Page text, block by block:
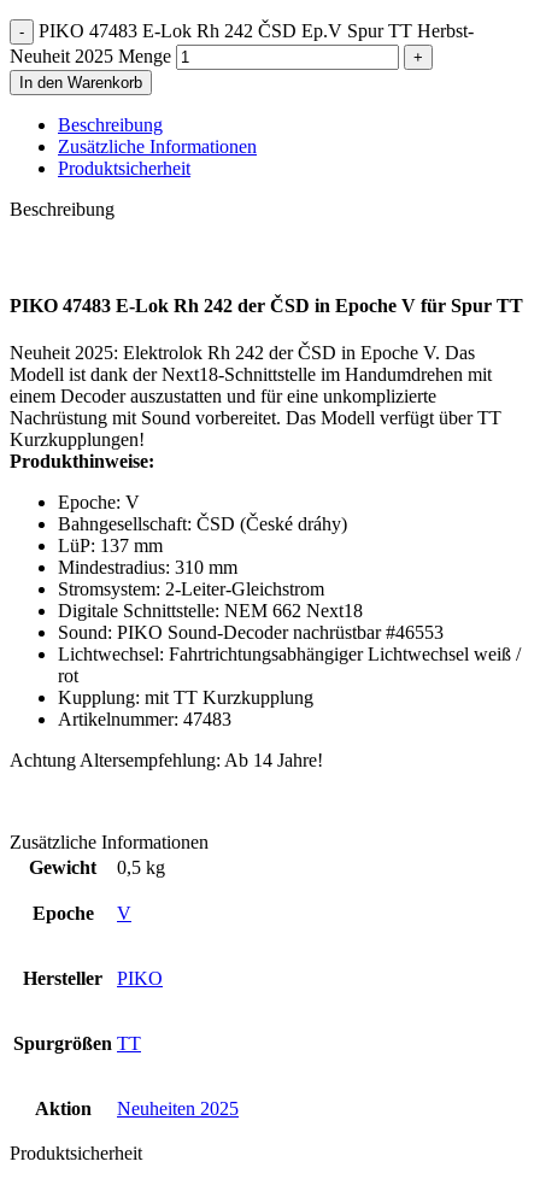
PIKO 47483 E-Lok Rh 242 ČSD Ep.V Spur TT Herbst-
Neuheit 2025 Menge
In den Warenkorb
Beschreibung
Zusätzliche Informationen
Produktsicherheit
Beschreibung
PIKO 47483 E-Lok Rh 242 der ČSD in Epoche V für Spur TT
Neuheit 2025: Elektrolok Rh 242 der ČSD in Epoche V. Das
Modell ist dank der Next18-Schnittstelle im Handumdrehen mit
einem Decoder auszustatten und für eine unkomplizierte
Nachrüstung mit Sound vorbereitet. Das Modell verfügt über TT
Kurzkupplungen!
Produkthinweise:
Epoche: V
Bahngesellschaft: ČSD (České dráhy)
LüP: 137 mm
Mindestradius: 310 mm
Stromsystem: 2-Leiter-Gleichstrom
Digitale Schnittstelle: NEM 662 Next18
Sound: PIKO Sound-Decoder nachrüstbar #46553
Lichtwechsel: Fahrtrichtungsabhängiger Lichtwechsel weiß /
rot
Kupplung: mit TT Kurzkupplung
Artikelnummer: 47483
Achtung Altersempfehlung: Ab 14 Jahre!
Zusätzliche Informationen
Gewicht
0,5 kg
Epoche V
Hersteller PIKO
Spurgrößen TT
Aktion Neuheiten 2025
Produktsicherheit